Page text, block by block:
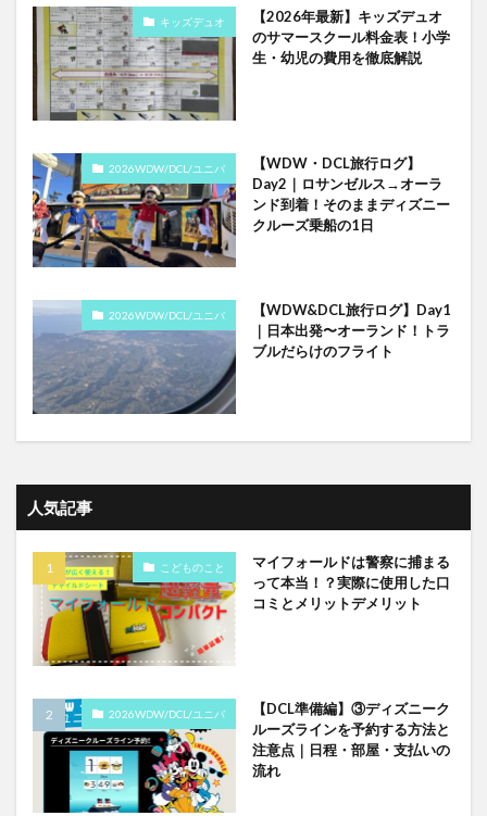
キッズデュオ
【2026年最新】キッズデュオ
のサマースクール料金表！小学
生・幼児の費用を徹底解説
2026WDW/DCL/ユニバ
【WDW・DCL旅行ログ】
Day2｜ロサンゼルス→オーラ
ンド到着！そのままディズニー
クルーズ乗船の1日
2026WDW/DCL/ユニバ
【WDW&DCL旅行ログ】Day1
｜日本出発〜オーランド！トラ
ブルだらけのフライト
人気記事
こどものこと
マイフォールドは警察に捕まる
って本当！？実際に使用した口
コミとメリットデメリット
2026WDW/DCL/ユニバ
【DCL準備編】③ディズニーク
ルーズラインを予約する方法と
注意点｜日程・部屋・支払いの
流れ